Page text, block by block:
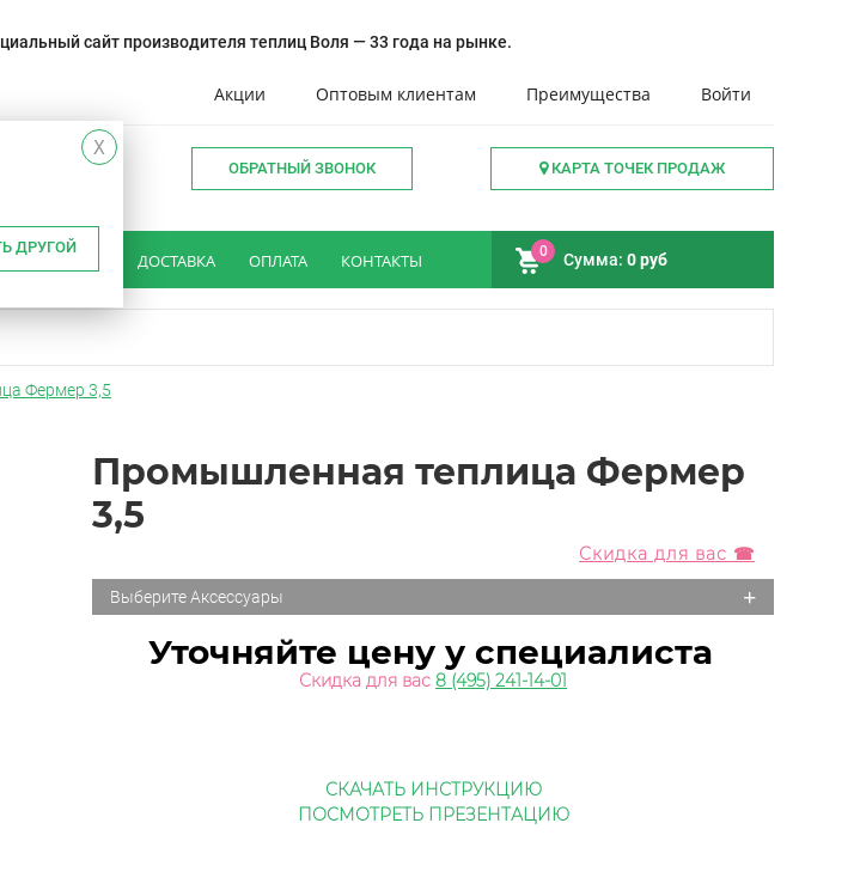
сайт производителя теплиц Воля — 33 года на рынке.
X
ДРУГОЙ
Акции Оптовым клиентам Преимущества Войти
КАРТА ТОЧЕК ПРОДАЖ
ОБРАТНЫЙ ЗВОНОК
ДОСТАВКА ОПЛАТА КОНТАКТЫ 0 Сумма: 0 руб
Фермер 3,5
Промышленная теплица Фермер
3,5
Скидка для вас ☎
Выберите Аксессуары +
Уточняйте цену у специалиста
Скидка для вас 8 (495) 241-14-01
СКАЧАТЬ ИНСТРУКЦИЮ
ПОСМОТРЕТЬ ПРЕЗЕНТАЦИЮ